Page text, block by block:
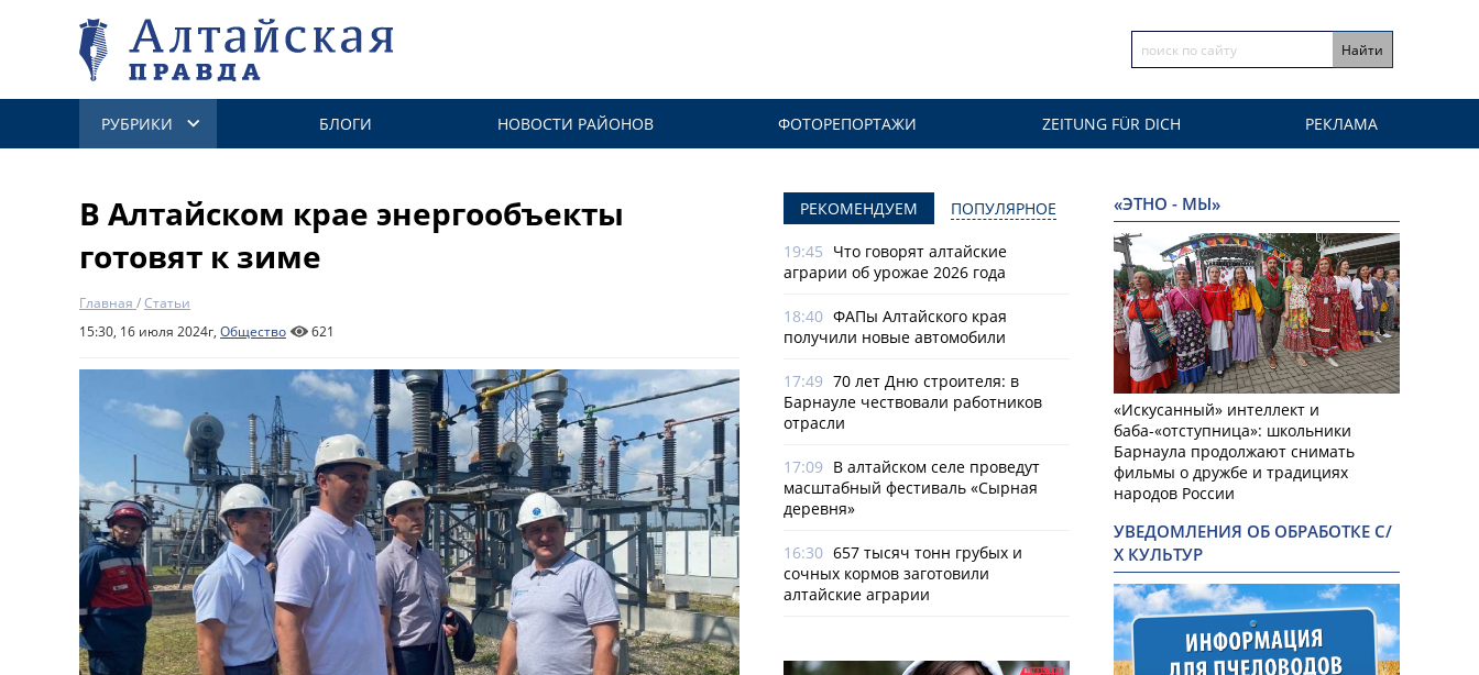
РУБРИКИ БЛОГИ НОВОСТИ РАЙОНОВ ФОТОРЕПОРТАЖИ ZEITUNG FÜR DICH РЕКЛАМА
В Алтайском крае энергообъекты
готовят к зиме
Главная /Статьи
15:30, 16 июля 2024г, Общество 621
РЕКОМЕНДУЕМ ПОПУЛЯРНОЕ
19:45 Что говорят алтайские
аграрии об урожае 2026 года
18:40 ФАПы Алтайского края
получили новые автомобили
17:49 70 лет Дню строителя: в
Барнауле чествовали работников
отрасли
17:09 В алтайском селе проведут
масштабный фестиваль «Сырная
деревня»
16:30 657 тысяч тонн грубых и
сочных кормов заготовили
алтайские аграрии
«ЭТНО - МЫ»
«Искусанный» интеллект и
баба-«отступница»: школьники
Барнаула продолжают снимать
фильмы о дружбе и традициях
народов России
УВЕДОМЛЕНИЯ ОБ ОБРАБОТКЕ С/
Х КУЛЬТУР